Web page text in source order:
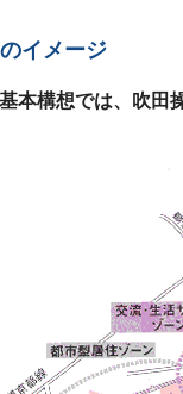
イメージ
本構想では、吹田